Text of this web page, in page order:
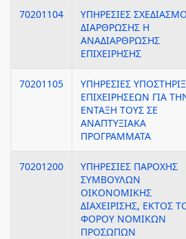
70201104
ΥΠΗΡΕΣΙΕΣ
ΔΙΑΡΘΡΩΣΗΣ Η
ΑΝΑΔΙΑΡΘΡΩΣΗΣ
ΕΠΙΧΕΙΡΗΣΗΣ
70201105
ΥΠΗΡΕΣΙΕΣ
ΕΠΙΧΕΙΡΗΣΕΩΝ ΓΙΑ
ΕΝΤΑΞΗ ΤΟΥΣ ΣΕ
ΑΝΑΠΤΥΞΙΑΚΑ
ΠΡΟΓΡΑΜΜΑΤΑ
70201200
ΥΠΗΡΕΣΙΕΣ ΠΑΡΟΧΗΣ
ΣΥΜΒΟΥΛΩΝ
ΟΙΚΟΝΟΜΙΚΗΣ
ΔΙΑΧΕΙΡΙΣΗΣ, ΕΚΤΟΣ
ΦΟΡΟΥ ΝΟΜΙΚΩΝ
ΠΡΟΣΩΠΩΝ